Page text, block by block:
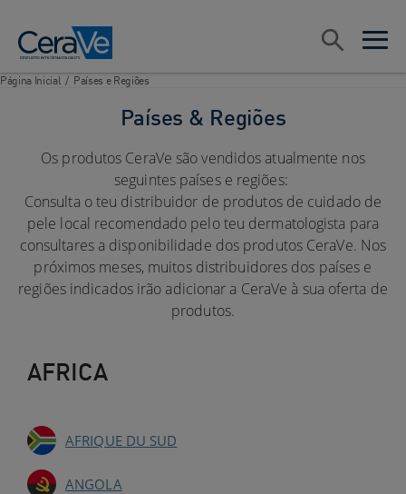
open
open
Pesquisar
Página Inicial / Países e Regiões
Países & Regiões
Os produtos CeraVe são vendidos atualmente nos
seguintes países e regiões:
Consulta o teu distribuidor de produtos de cuidado de
pele local recomendado pelo teu dermatologista para
consultares a disponibilidade dos produtos CeraVe. Nos
próximos meses, muitos distribuidores dos países e
regiões indicados irão adicionar a CeraVe à sua oferta de
produtos.
AFRICA
AFRIQUE DU SUD
ANGOLA